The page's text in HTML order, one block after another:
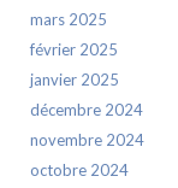
mars 2025
février 2025
janvier 2025
décembre 2024
novembre 2024
octobre 2024